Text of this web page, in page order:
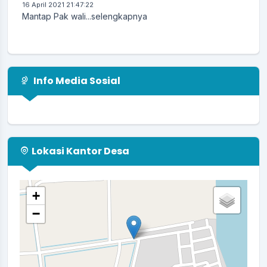
Mantap Pak wali...selengkapnya
Info Media Sosial
Lokasi Kantor Desa
+
−